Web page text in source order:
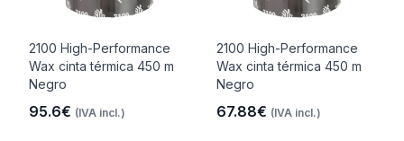
2100 High-Performance
Wax cinta térmica 450 m
Negro
95.6€ (IVA incl.)
2100 High-Performance
Wax cinta térmica 450 m
Negro
67.88€ (IVA incl.)